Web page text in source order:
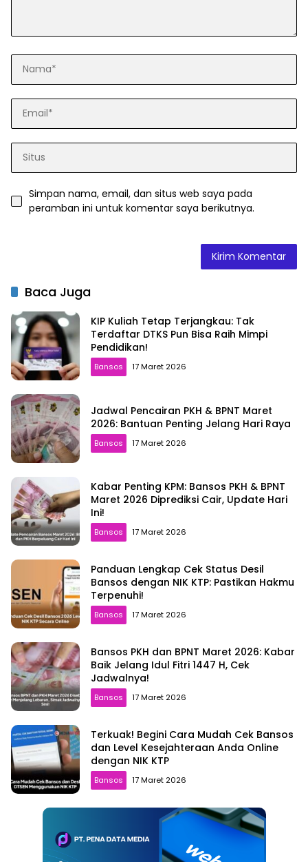
Simpan nama, email, dan situs web saya pada
peramban ini untuk komentar saya berikutnya.
Baca Juga
KIP Kuliah Tetap Terjangkau: Tak
Terdaftar DTKS Pun Bisa Raih Mimpi
Pendidikan!
Bansos 17 Maret 2026
Jadwal Pencairan PKH & BPNT Maret
2026: Bantuan Penting Jelang Hari Raya
Bansos 17 Maret 2026
Kabar Penting KPM: Bansos PKH & BPNT
Maret 2026 Diprediksi Cair, Update Hari
Ini!
Bansos 17 Maret 2026
Panduan Lengkap Cek Status Desil
Bansos dengan NIK KTP: Pastikan Hakmu
Terpenuhi!
Bansos 17 Maret 2026
Bansos PKH dan BPNT Maret 2026: Kabar
Baik Jelang Idul Fitri 1447 H, Cek
Jadwalnya!
Bansos 17 Maret 2026
Terkuak! Begini Cara Mudah Cek Bansos
dan Level Kesejahteraan Anda Online
dengan NIK KTP
Bansos 17 Maret 2026